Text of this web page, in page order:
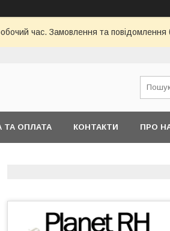
час. Замовлення та
ТА ОПЛАТА КОНТАКТИ ПРО